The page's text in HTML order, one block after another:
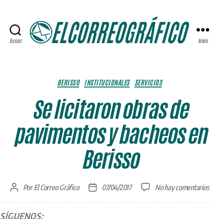
Buscar Menú
Categorías
BERISSO INSTITUCIONALES SERVICIOS
Se licitaron obras de
pavimentos y bacheos en
Berisso
AutorPorEl Correo Gráfico
Fecha07/04/2017 No hay comentariosen
SÍGUENOS: